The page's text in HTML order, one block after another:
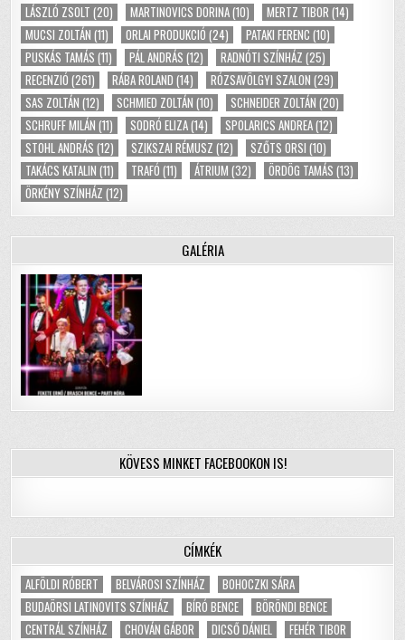
LÁSZLÓ ZSOLT (20) MARTINOVICS DORINA(10) MERTZ TIBOR (14)
MUCSI ZOLTÁN (11) ORLAI PRODUKCIÓ (24) PATAKI FERENC (10)
PUSKÁS TAMÁS (11) PÁL ANDRÁS (12) RADNÓTI SZÍNHÁZ (25)
RECENZIÓ (261) RÁBA ROLAND (14) RÓZSAVÖLGYI SZALON (29)
SAS ZOLTÁN (12) SCHMIED ZOLTÁN (10) SCHNEIDER ZOLTÁN (20)
SCHRUFF MILÁN (11) SODRÓ ELIZA(14) SPOLARICS ANDREA(12)
STOHL ANDRÁS (12) SZIKSZAI RÉMUSZ (12) SZŐTS ORSI (10)
TAKÁCS KATALIN (11) TRAFÓ (11) ÁTRIUM (32) ÖRDÖG TAMÁS (13)
ÖRKÉNY SZÍNHÁZ (12)
GALÉRIA
KÖVESS MINKET FACEBOOKON IS!
CÍMKÉK
ALFÖLDI RÓBERT BELVÁROSI SZÍNHÁZ
BOHOCZKI SÁRA
BUDAÖRSI LATINOVITS SZÍNHÁZ
BÍRÓ BENCE
BÖRÖNDI BENCE
CENTRÁL SZÍNHÁZ
CHOVÁN GÁBOR DICSŐ DÁNIEL
FEHÉR TIBOR